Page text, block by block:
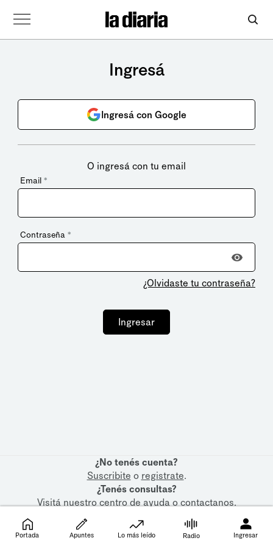
Ingresá
Ingresá con Google
O ingresá con tu email
Email *
Contraseña *
¿Olvidaste tu contraseña?
Ingresar
¿No tenés cuenta?
Suscribite o registrate.
¿Tenés consultas?
Visitá nuestrocentro de ayudaocontactanos.
Portada Apuntes Lo más leído Radio Ingresar